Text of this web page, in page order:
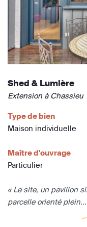
Shed & Lumière
Extension à Chassieu
Type de bien
Maison individuelle
Maître d'ouvrage
Particulier
« Le site, un pavillon
parcelle orienté